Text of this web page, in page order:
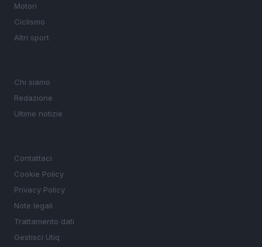
Motori
Ciclismo
Altri sport
Chi siamo
Redazione
Ultime notizie
Contattaci
Cookie Policy
Privacy Policy
Note legali
Trattamento dati
Gestisci Utiq